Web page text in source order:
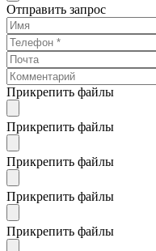
Отправить запрос
Прикрепить файлы
Прикрепить файлы
Прикрепить файлы
Прикрепить файлы
Прикрепить файлы